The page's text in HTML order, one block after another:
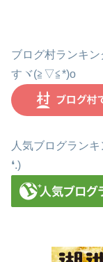
ブログ村ランキ
すヾ(≧▽≦*)o
人気ブログラン
❛.)